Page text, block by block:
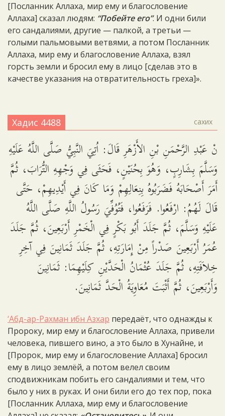
[Посланник Аллаха, мир ему и благословение
Аллаха] сказал людям: “Побейте его”. И одни били
его сандалиями, другие — палкой, а третьи —
голыми пальмовыми ветвями, а потом Посланник
Аллаха, мир ему и благословение Аллаха, взял
горсть земли и бросил ему в лицо [сделав это в
качестве указания на отвратительность греха]».
Хадис 4488 сахих
نْ عَبْدِ الرَّحْمَنِ بْنِ الأَزْهَرِ قَالَ: اُتِيَ النَّبِيُّ صَلَّى اللَّهُ عَلَيْهِ
وَسَلَّمَ بِشَارِبٍ، وَهُوَ بِحُنَيْنٍ، فَحَثَى فِي وَجْهِهِ التُّرَابَ، ثُمَّ
أَمَرَ أَصْحَابَهُ فَضَرَبُوهُ بِنِعَالِهِمْ وَمَا كَانَ فِي أَيْدِيهِمْ، حَتَّى
قَالَ لَهُمُ: ارْفَعُوا. فَرَفَعُوا، فَتُوُفِّيَ رَسُولُ اللَّهِ صَلَّى اللَّهُ
عَلَيْهِ وَسَلَّمَ، ثُمَّ جَلَدَ أَبُو بَكْرٍ فِي الْخَمْرِ أَرْبَعِينَ، ثُمَّ جَلَدَ
عُمَرُ أَرْبَعِينَ صَدْراً مِنْ إِمَارَتِهِ، ثُمَّ جَلَدَ ثَمَانِينَ فِي آخِرِ
خِلاَفَتِهِ، ثُمَّ جَلَدَ عُثْمَانُ الْحَدَّيْنِ كِلَيْهِمَا: ثَمَانِينَ
وَأَرْبَعِينَ، ثُمَّ أَثْبَتَ مُعَاوِيَةُ الْحَدَّ ثَمَانِينَ.
‘Абд-ар-Рахман ибн Азхар передаёт, что однажды к
Пророку, мир ему и благословение Аллаха, привели
человека, пившего вино, а это было в Хунайне, и
[Пророк, мир ему и благословение Аллаха] бросил
ему в лицо землёй, а потом велел своим
сподвижникам побить его сандалиями и тем, что
было у них в руках. И они били его до тех пор, пока
[Посланник Аллаха, мир ему и благословение